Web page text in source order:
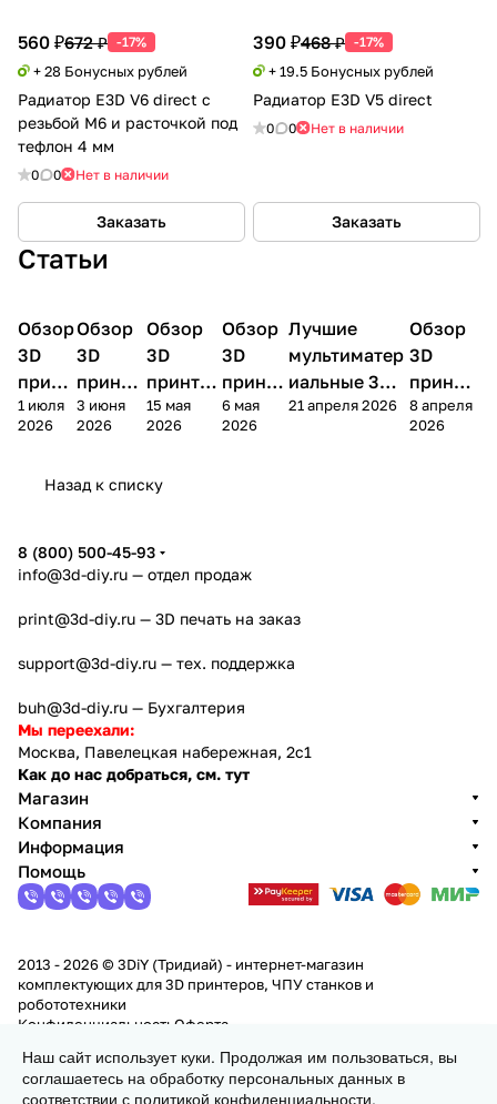
560 ₽672 ₽ -17%
+ 28 Бонусных рублей
Радиатор E3D V6 direct с
резьбой М6 и расточкой под
тефлон 4 мм
0 0 Нет в наличии
Заказать
390 ₽468 ₽ -17%
+ 19.5 Бонусных рублей
Радиатор E3D V5 direct
0 0 Нет в наличии
Заказать
Статьи
3D
принтеры
Обзор
3D
принт
ера
Bamb
1 июля
2026
3D
принтеры
Обзор
3D
принте
ра
Anycubi
4
3 июня
2026
3D
принтеры
Обзор
3D
принтер
а
FlashFo
Creator
15 мая
2026
3D
принтеры
Обзор
3D
принте
ра
Bambu
6 мая
2026
3D принтеры
Лучшие
мультиматер
иальные 3D
принтеры на
21 апреля 2026
3D
Обзор
3D
принте
ра
FlashF
8 апреля
2026
Назад к списку
Заказать
8 (800) 500-45-93
info@3d-diy.ru — отдел продаж
print@3d-diy.ru — 3D печать на заказ
support@3d-diy.ru — тех. поддержка
buh@3d-diy.ru — Бухгалтерия
Мы переехали:
Москва, Павелецкая набережная, 2с1
Как до нас добраться, см. тут
Магазин
Компания
Информация
Помощь
2013 - 2026 © 3DiY (Тридиай) - интернет-магазин
комплектующих для 3D принтеров, ЧПУ станков и
робототехники
Конфиденциальность Оферта
Наш сайт использует куки. Продолжая им пользоваться, вы
соглашаетесь на обработку персональных данных в
соответствии с политикой конфиденциальности.